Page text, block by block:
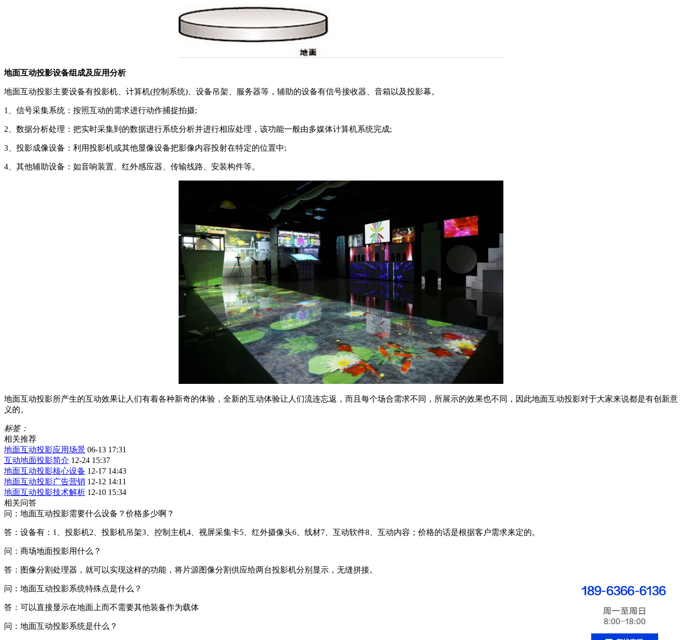
地面互动投影设备组成及应用分析
地面互动投影主要设备有投影机、计算机(控制系统)、设备吊架、服务器等，辅助的设备有信号接收器、音箱以及投影幕。
1、信号采集系统：按照互动的需求进行动作捕捉拍摄;
2、数据分析处理：把实时采集到的数据进行系统分析并进行相应处理，该功能一般由多媒体计算机系统完成;
3、投影成像设备：利用投影机或其他显像设备把影像内容投射在特定的位置中;
4、其他辅助设备：如音响装置、红外感应器、传输线路、安装构件等。
地面互动投影所产生的互动效果让人们有着各种新奇的体验，全新的互动体验让人们流连忘返，而且每个场合需求不同，所展示的效果也不同，因此地面互动投影对于大家来说都是有创新意
义的。
标签：
相关推荐
地面互动投影应用场景 06-13 17:31
互动地面投影简介 12-24 15:37
地面互动投影核心设备 12-17 14:43
地面互动投影广告营销 12-12 14:11
地面互动投影技术解析 12-10 15:34
相关问答
问：地面互动投影需要什么设备？价格多少啊？
答：设备有：1、投影机2、投影机吊架3、控制主机4、视屏采集卡5、红外摄像头6、线材7、互动软件8、互动内容；价格的话是根据客户需求来定的。
问：商场地面投影用什么？
答：图像分割处理器，就可以实现这样的功能，将片源图像分割供应给两台投影机分别显示，无缝拼接。
问：地面互动投影系统特殊点是什么？
答：可以直接显示在地面上而不需要其他装备作为载体
问：地面互动投影系统是什么？